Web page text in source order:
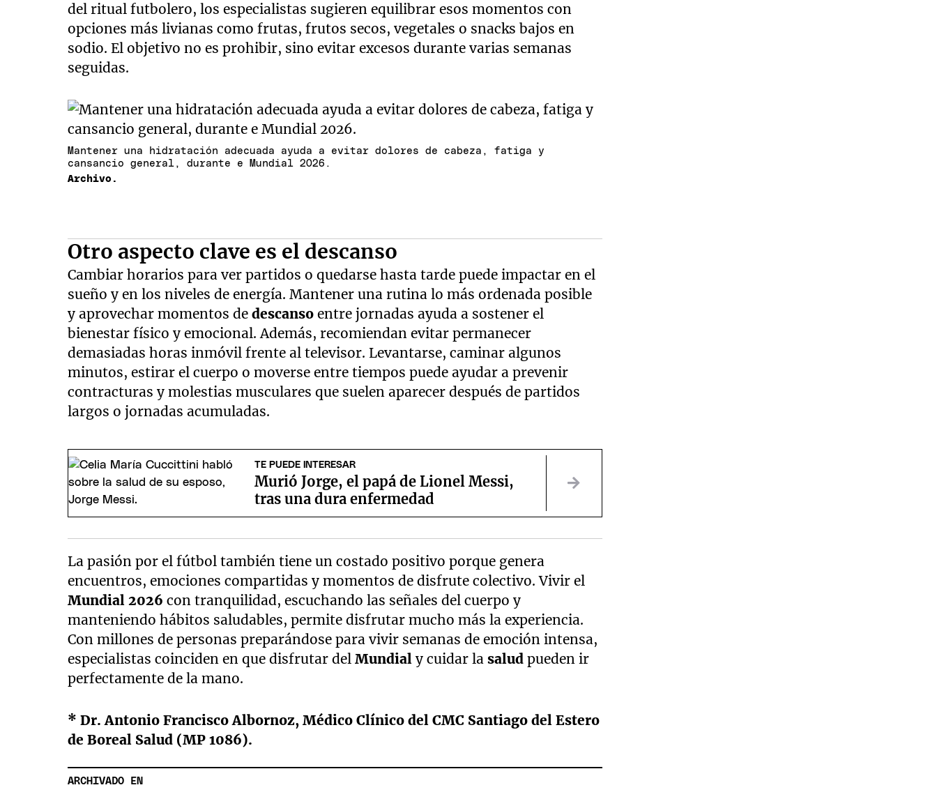
del ritual futbolero, los especialistas sugieren equilibrar esos momentos con
opciones más livianas como frutas, frutos secos, vegetales o snacks bajos en
sodio. El objetivo no es prohibir, sino evitar excesos durante varias semanas
seguidas.
Mantener una hidratación adecuada ayuda a evitar dolores de cabeza, fatiga y
cansancio general, durante e Mundial 2026.
Archivo.
Otro aspecto clave es el descanso
Cambiar horarios para ver partidos o quedarse hasta tarde puede impactar en el
sueño y en los niveles de energía. Mantener una rutina lo más ordenada posible
y aprovechar momentos dedescansoentre jornadas ayuda a sostener el
bienestar físico y emocional. Además, recomiendan evitar permanecer
demasiadas horas inmóvil frente al televisor. Levantarse, caminar algunos
minutos, estirar el cuerpo o moverse entre tiempos puede ayudar a prevenir
contracturas y molestias musculares que suelen aparecer después de partidos
largos o jornadas acumuladas.
TE PUEDE INTERESAR
Murió Jorge, el papá de Lionel Messi,
tras una dura enfermedad
La pasión por el fútbol también tiene un costado positivo porque genera
encuentros, emociones compartidas y momentos de disfrute colectivo. Vivir el
Mundial 2026 con tranquilidad, escuchando las señales del cuerpo y
manteniendo hábitos saludables, permite disfrutar mucho más la experiencia.
Con millones de personas preparándose para vivir semanas de emoción intensa,
especialistas coinciden en que disfrutar delMundialy cuidar lasaludpueden ir
perfectamente de la mano.
* Dr. Antonio Francisco Albornoz, Médico Clínico del CMC Santiago del Estero
de Boreal Salud (MP 1086).
ARCHIVADO EN